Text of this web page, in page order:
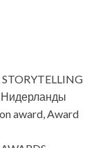
Нидерланды
award, Award